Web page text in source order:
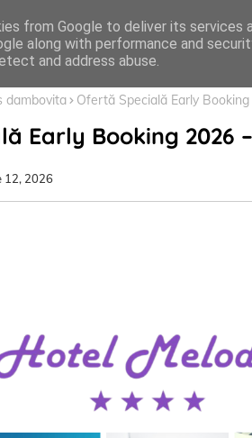
Acasa Menu Organizatii
dambovita Ofertă Specială Early
Early Booking 2026
12, 2026
from Google to deliver its services
along with performance and
and address abuse.